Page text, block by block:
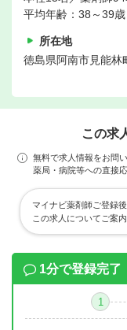
平均年齢：38～39歳
所在地
徳島県阿南市見能林
この求
無料で求人情報をお問
薬局・病院等への直接
マイナビ薬剤師ご登録
この求人についてご案
1分で登録完了
1